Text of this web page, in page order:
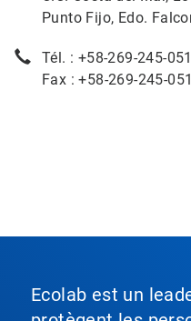
Punto Fijo, Edo.
Tél. : +58-269-245-
Fax : +58-269-245-
Ecolab est un